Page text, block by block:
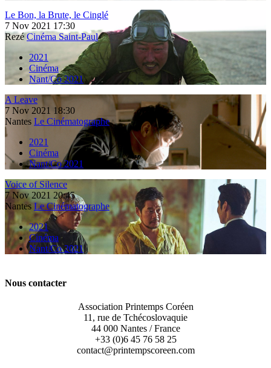
Le Bon, la Brute, le Cinglé
7 Nov 2021 17:30
Rezé Cinéma Saint-Paul
2021
Cinéma
Nant/Co 2021
A Leave
7 Nov 2021 18:30
Nantes Le Cinématographe
2021
Cinéma
Nant/Co 2021
Voice of Silence
7 Nov 2021 20:45
Nantes Le Cinématographe
2021
Cinéma
Nant/Co 2021
Nous contacter
Association Printemps Coréen
11, rue de Tchécoslovaquie
44 000 Nantes / France
+33 (0)6 45 76 58 25
contact@printempscoreen.com